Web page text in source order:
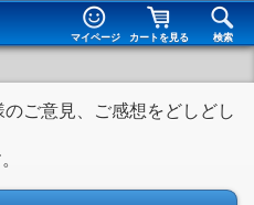
マイページ カートを見る 検索
ご意見、ご感想をどしどし